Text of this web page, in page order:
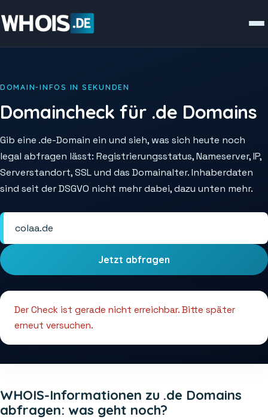
DOMAIN-INFOS IN SEKUNDEN
Domaincheck für .de Domains
Gib eine .de-Domain ein und sieh, was sich heute noch
legal abfragen lässt: Registrierungsstatus, Nameserver, IP,
Serverstandort, SSL und das Domainalter. Inhaberdaten
sind seit der DSGVO nicht mehr dabei, dazu unten mehr.
Jetzt abfragen
Der Check ist gerade nicht erreichbar. Bitte später
erneut versuchen.
WHOIS-Informationen zu .de Domains
abfragen: was geht noch?